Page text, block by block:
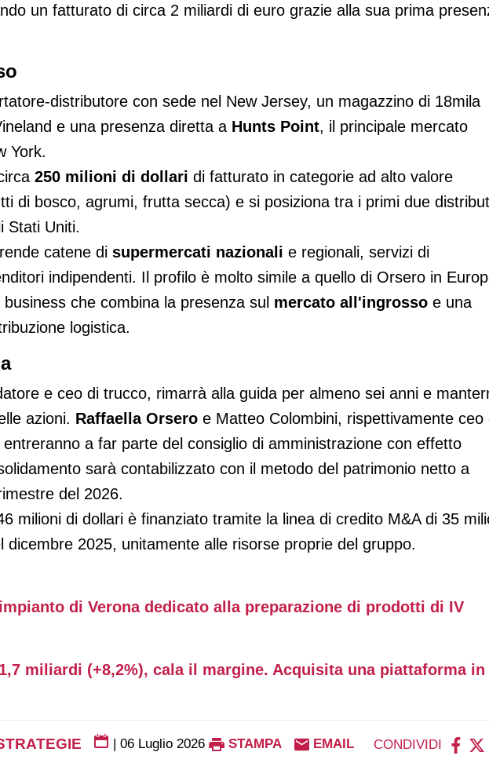
un fatturato di circa 2 miliardi di euro grazie alla sua prima
distributore con sede nel New Jersey, un magazzino di 18mila
e una presenza diretta a Hunts Point, il principale mercato
York.
250 milioni di dollari di fatturato in categorie ad alto valore
di bosco, agrumi, frutta secca) e si posiziona tra i primi due
Stati Uniti.
catene di supermercati nazionali e regionali, servizi di
indipendenti. Il profilo è molto simile a quello di Orsero in
che combina la presenza sul mercato all'ingrosso e una
logistica.
e ceo di trucco, rimarrà alla guida per almeno sei anni e
azioni. Raffaella Orsero e Matteo Colombini, rispettivamente ceo
a far parte del consiglio di amministrazione con effetto
sarà contabilizzato con il metodo del patrimonio netto a
del 2026.
milioni di dollari è finanziato tramite la linea di credito M&A di 35
dicembre 2025, unitamente alle risorse proprie del gruppo.
di Verona dedicato alla preparazione di prodotti di IV
miliardi (+8,2%), cala il margine. Acquisita una piattaforma in
06 Luglio 2026 STAMPA EMAIL CONDIVIDI